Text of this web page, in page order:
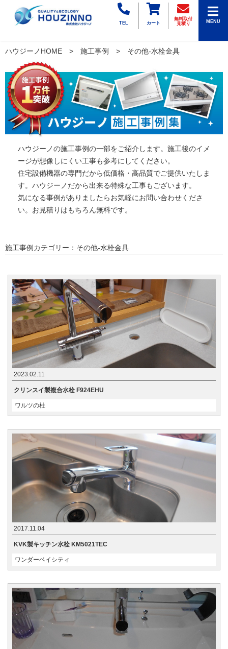
TEL カート
無料取付
見積り
MENU
ハウジーノHOME 施工事例 その他-水栓金具
ハウジーノの施工事例の一部をご紹介します。施工後のイメ
ージが想像しにくい工事も参考にしてください。
住宅設備機器の専門だから低価格・高品質でご提供いたしま
す。ハウジーノだから出来る特殊な工事もございます。
気になる事例がありましたらお気軽にお問い合わせくださ
い。お見積りはもちろん無料です。
施工事例カテゴリー：その他-水栓金具
2023.02.11
クリンスイ製複合水栓 F924EHU
ワルツの杜
2017.11.04
KVK製キッチン水栓 KM5021TEC
ワンダーベイシティ